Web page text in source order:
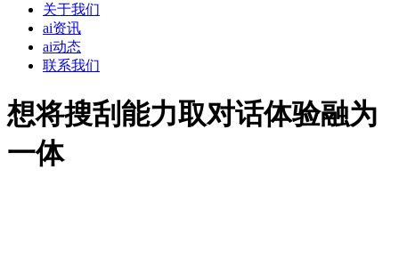
关于我们
ai资讯
ai动态
联系我们
想将搜刮能力取对话体验融为
一体